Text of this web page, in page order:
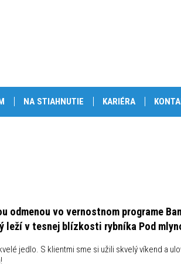
NA STIAHNUTIE KARIÉRA
odmenou vo vernostnom programe
leží v tesnej blízkosti rybníka Pod
jedlo. S klientmi sme si užili skvelý víkend a